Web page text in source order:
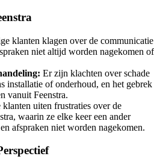
klanten klagen over de communicatie
niet altijd worden nagekomen of
Er zijn klachten over schade
installatie of onderhoud, en het gebrek
vanuit Feenstra.
klanten uiten frustraties over de
waarin ze elke keer een ander
afspraken niet worden nagekomen.